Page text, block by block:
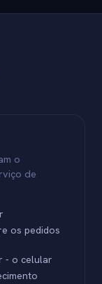
o
de
os pedidos
- o celular